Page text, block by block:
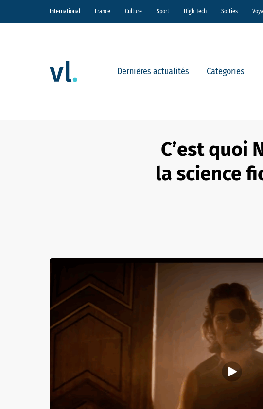
International France Culture Sport High Tech Sorties
Dernières actualités Catégories
C’est quoi
la science